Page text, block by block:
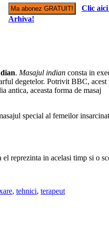
Clic
Arhiva!
. Masajul indian consta in
degetelor. Potrivit BBC, acest
antica, aceasta forma de masaj
special al femeilor
el reprezinta in acelasi timp si o
, tehnici, terapeut